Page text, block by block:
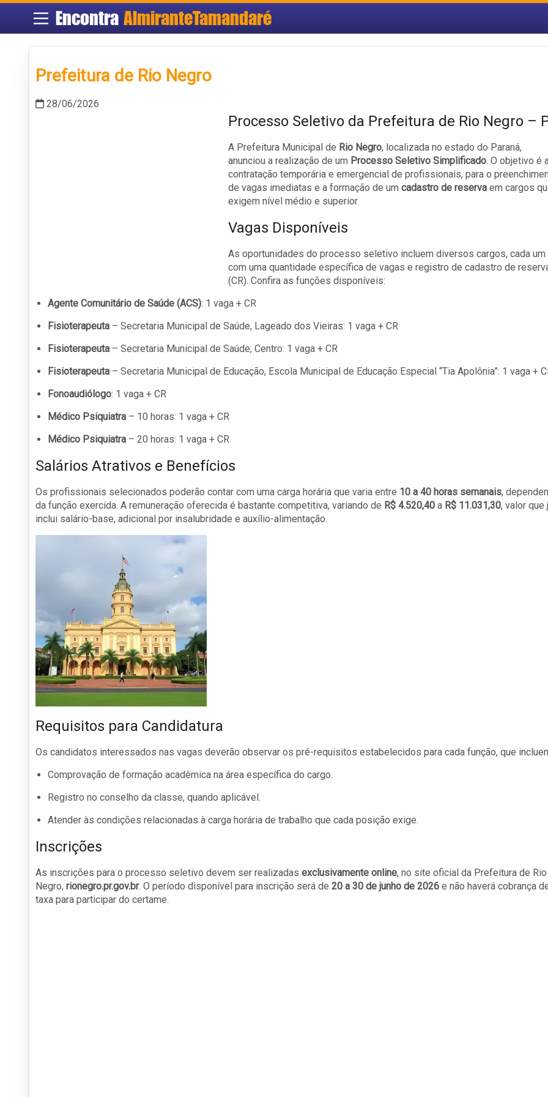
Encontra AlmiranteTamandaré
Prefeitura de Rio Negro
28/06/2026
Processo Seletivo da Prefeitura de Rio Negro –
A Prefeitura Municipal de Rio Negro, localizada no estado do Paraná,
anunciou a realização de um Processo Seletivo Simplificado. O objetivo é
contratação temporária e emergencial de profissionais, para o
de vagas imediatas e a formação de um cadastro de reserva em cargos
exigem nível médio e superior.
Vagas Disponíveis
As oportunidades do processo seletivo incluem diversos cargos, cada um
com uma quantidade específica de vagas e registro de cadastro de
(CR). Confira as funções disponíveis:
Agente Comunitário de Saúde (ACS): 1 vaga + CR
Fisioterapeuta – Secretaria Municipal de Saúde, Lageado dos Vieiras: 1 vaga + CR
Fisioterapeuta – Secretaria Municipal de Saúde, Centro: 1 vaga + CR
Fisioterapeuta – Secretaria Municipal de Educação, Escola Municipal de Educação Especial “Tia Apolônia”: 1 vaga +
Fonoaudiólogo: 1 vaga + CR
Médico Psiquiatra – 10 horas: 1 vaga + CR
Médico Psiquiatra – 20 horas: 1 vaga + CR
Salários Atrativos e Benefícios
Os profissionais selecionados poderão contar com uma carga horária que varia entre 10 a 40 horas semanais,
da função exercida. A remuneração oferecida é bastante competitiva, variando de R$ 4.520,40 a R$ 11.031,30, valor que
inclui salário-base, adicional por insalubridade e auxílio-alimentação.
Requisitos para Candidatura
Os candidatos interessados nas vagas deverão observar os pré-requisitos estabelecidos para cada função, que
Comprovação de formação acadêmica na área específica do cargo.
Registro no conselho da classe, quando aplicável.
Atender às condições relacionadas à carga horária de trabalho que cada posição exige.
Inscrições
As inscrições para o processo seletivo devem ser realizadas exclusivamente online, no site oficial da Prefeitura de Rio
Negro, rionegro.pr.gov.br. O período disponível para inscrição será de 20 a 30 de junho de 2026 e não haverá cobrança
taxa para participar do certame.